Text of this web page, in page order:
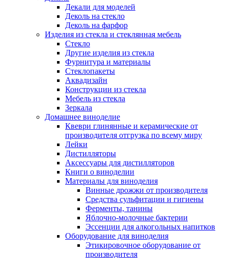
Декали для моделей
Деколь на стекло
Деколь на фарфор
Изделия из стекла и стеклянная мебель
Стекло
Другие изделия из стекла
Фурнитура и материалы
Стеклопакеты
Аквадизайн
Конструкции из стекла
Мебель из стекла
Зеркала
Домашнее виноделие
Квеври глинянные и керамические от
производителя отгрузка по всему миру
Лейки
Дистилляторы
Аксессуары для дистилляторов
Книги о виноделии
Материалы для виноделия
Винные дрожжи от производителя
Средства сульфитации и гигиены
Ферменты, танины
Яблочно-молочные бактерии
Эссенции для алкогольных напитков
Оборудование для виноделия
Этикировочное оборудование от
производителя